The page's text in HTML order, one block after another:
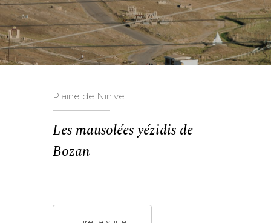
Plaine de Ninive
Les mausolées yézidis de
Bozan